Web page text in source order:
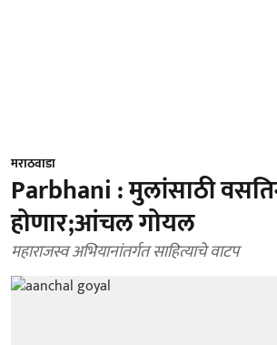
मराठवाडा
Parbhani : मुलांसाठी
होणार;आंचल गोयल
महाराजस्व अभियानांतर्गत साहित्याचे वाटप